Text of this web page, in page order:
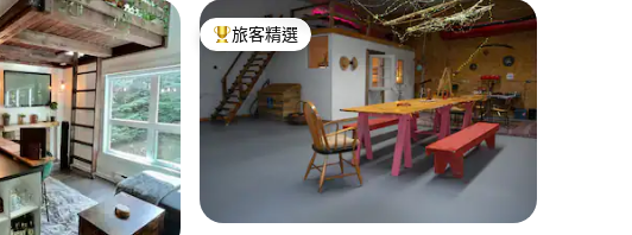
旅客精選榜首
旅客精選